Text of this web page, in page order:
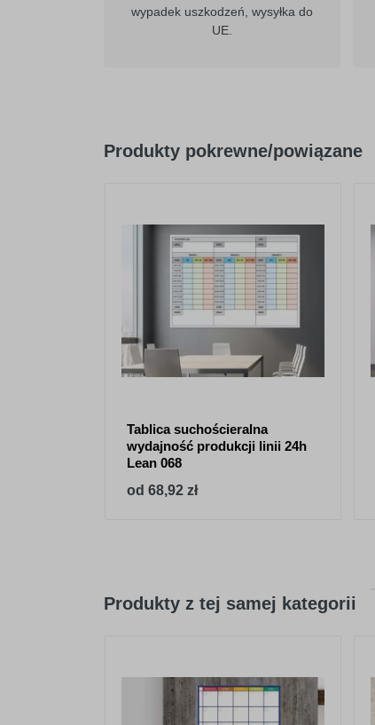
wypadek uszkodzeń, wysyłka do
UE.
Produkty pokrewne/powiązane
Tablica suchościeralna
wydajność produkcji linii 24h
Lean 068
od 68,92 zł
Produkty z tej samej kategorii